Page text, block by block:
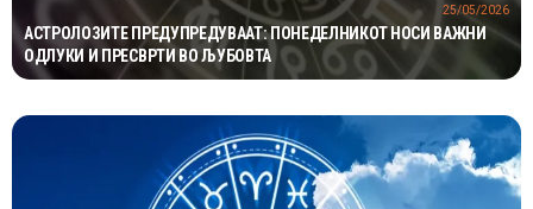
АСТРОЛОЗИТЕ ПРЕДУПРЕДУВААТ: ПОНЕДЕЛНИКОТ НОСИ ВАЖНИ
ОДЛУКИ И ПРЕСВРТИ ВО ЉУБОВТА
25/05/2026